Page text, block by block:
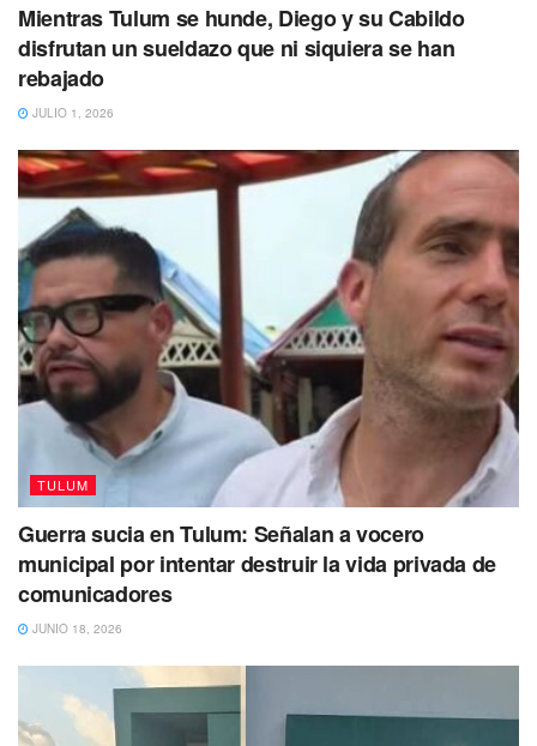
Mientras Tulum se hunde, Diego y su Cabildo
disfrutan un sueldazo que ni siquiera se han
rebajado
JULIO 1, 2026
TULUM
Guerra sucia en Tulum: Señalan a vocero
municipal por intentar destruir la vida privada de
comunicadores
JUNIO 18, 2026